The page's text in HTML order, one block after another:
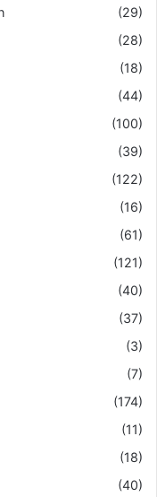
(29)
(28)
(18)
(44)
(100)
(39)
(122)
(16)
(61)
(121)
(40)
(37)
(3)
(7)
(174)
(11)
(18)
(40)